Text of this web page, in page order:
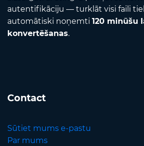
autentifikāciju — turklāt visi faili
automātiski noņemti 120 minūšu
konvertēšanas.
Contact
Sūtiet mums e-pastu
Par mums